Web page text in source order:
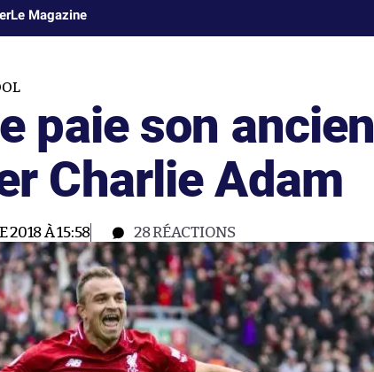
Le Magazine
paie son ancien
Charlie Adam
2018 À 15:58 28RÉACTIONS